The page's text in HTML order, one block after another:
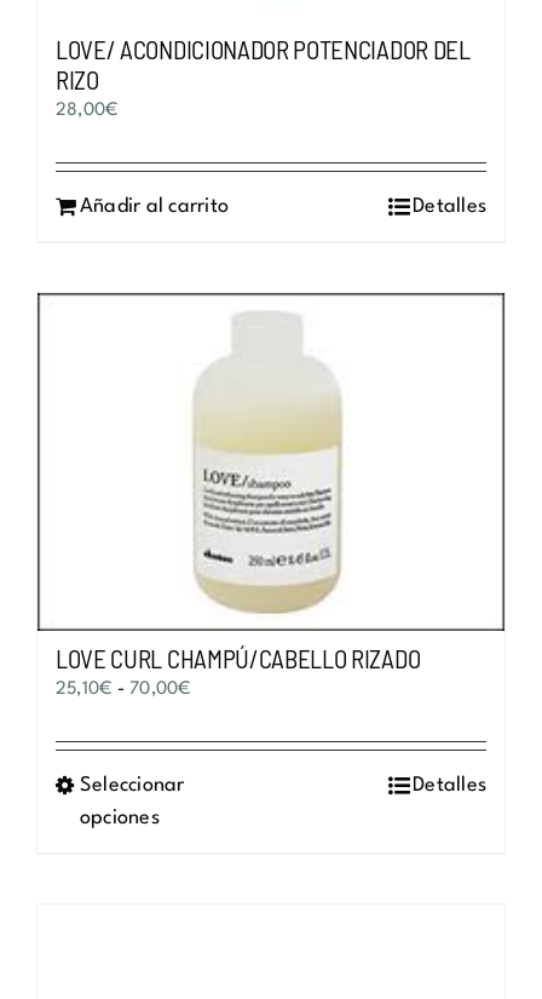
LOVE/ ACONDICIONADOR POTENCIADOR DEL
RIZO
28,00€
Añadir al carrito Detalles
LOVE CURL CHAMPÚ/CABELLO RIZADO
25,10€ - 70,00€Rango
precios:
Seleccionar
opciones
Detalles